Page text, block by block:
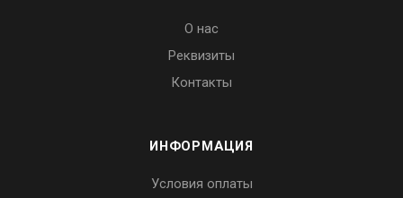
О нас
Реквизиты
Контакты
ИНФОРМАЦИЯ
Условия оплаты